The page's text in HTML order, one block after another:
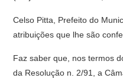
Celso Pitta, Prefeito do
atribuições que lhe são
Faz saber que, nos termos
da Resolução n. 2/91, a